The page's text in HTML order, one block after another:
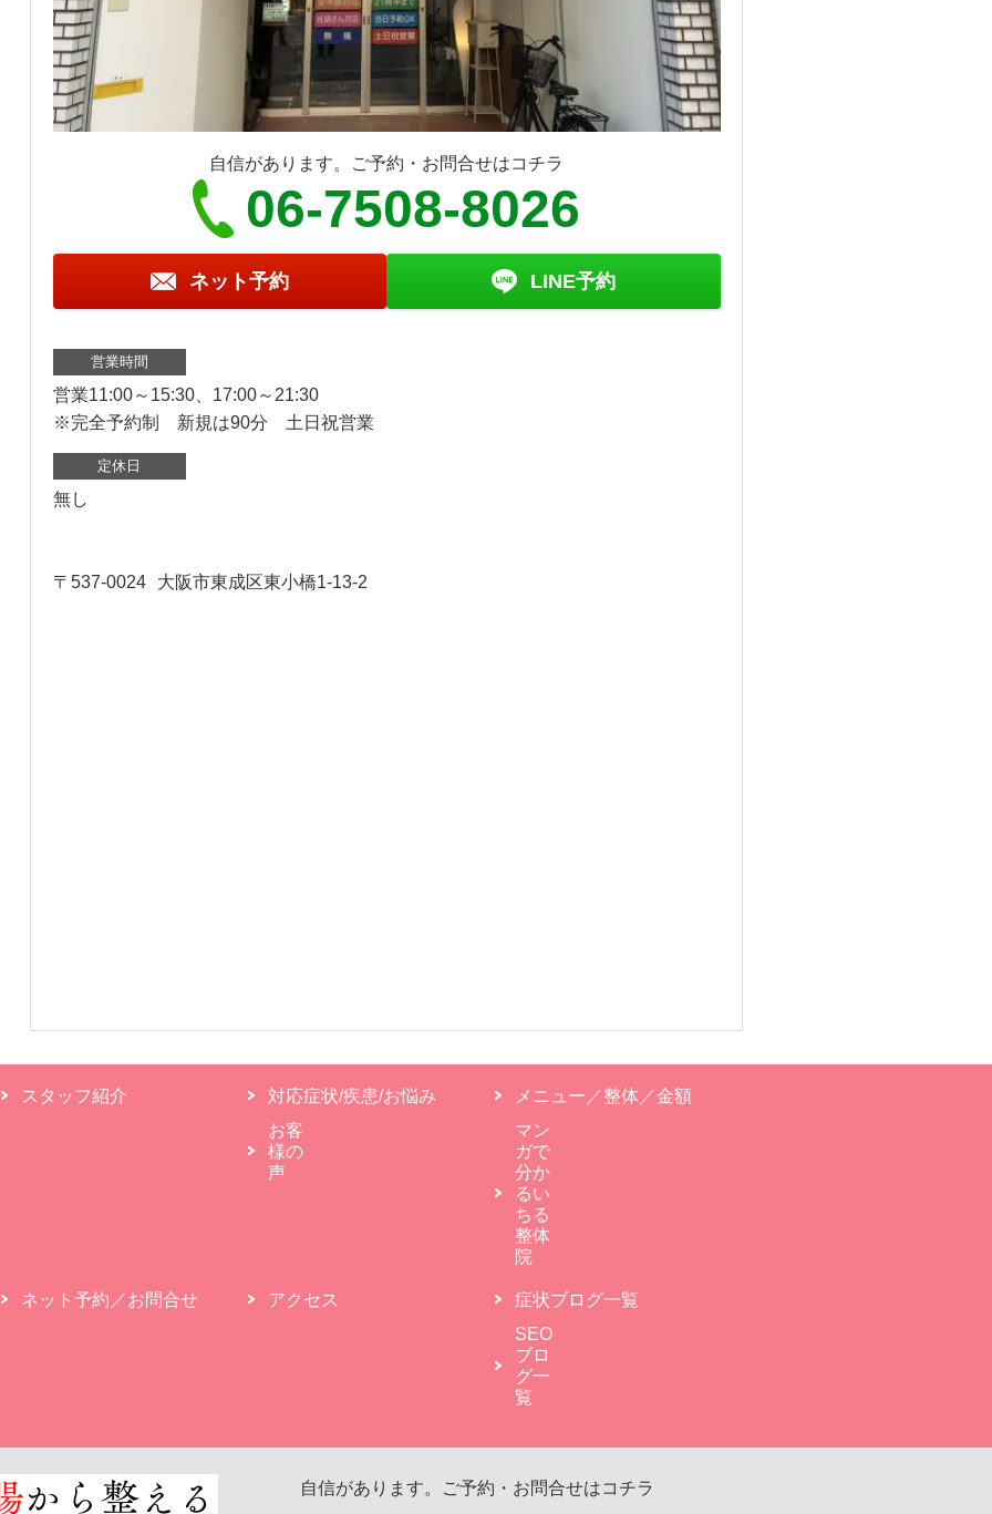
自信があります。ご予約・お問合せはコチラ
06-7508-8026
ネット予約 LINE予約
営業時間
営業11:00～15:30、17:00～21:30
※完全予約制 新規は90分 土日祝営業
定休日
無し
〒537-0024 大阪市東成区東小橋1-13-2
スタッフ紹介
対応症状/疾患/お悩み
お客
様の
声
メニュー／整体／金額
マン
ガで
分か
るい
ちる
整体
院
ネット予約／お問合せ アクセス
症状ブログ一覧
SEO
ブロ
グ一
覧
自信があります。ご予約・お問合せはコチラ